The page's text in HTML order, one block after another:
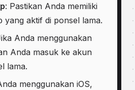
: Pastikan Anda memiliki
yang aktif di ponsel lama.
Anda menggunakan
Anda masuk ke akun
lama.
menggunakan iOS,